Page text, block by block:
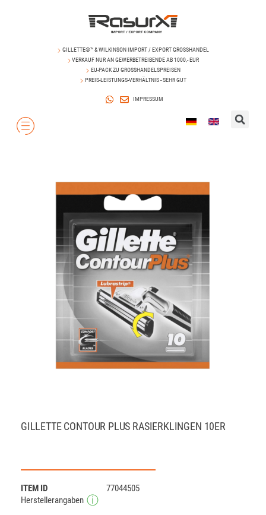
GILLETTE®™ & WILKINSON IMPORT / EXPORT GROSSHANDEL
VERKAUF NUR AN GEWERBETREIBENDE AB 1000,- EUR
EU-PACK ZU GROSSHANDELSPREISEN
PREIS-LEISTUNGS-VERHÄLTNIS - SEHR GUT
IMPRESSUM
GILLETTE CONTOUR PLUS RASIERKLINGEN 10ER
ITEM ID
77044505
Herstellerangaben